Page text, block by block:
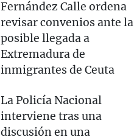
Fernández Calle ordena
revisar convenios ante la
posible llegada a
Extremadura de
inmigrantes de Ceuta
La Policía Nacional
interviene tras una
discusión en una